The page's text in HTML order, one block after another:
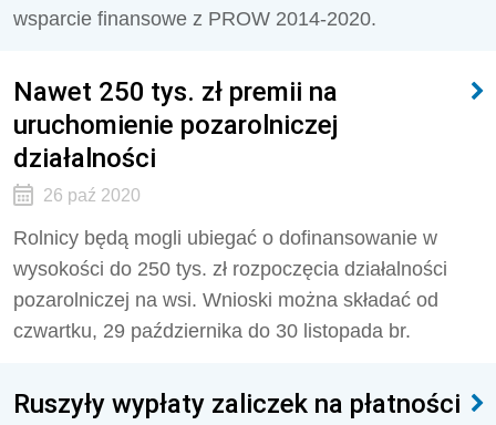
wsparcie finansowe z PROW 2014-2020.
Nawet 250 tys. zł premii na
uruchomienie pozarolniczej
działalności
26 paź 2020
Rolnicy będą mogli ubiegać o dofinansowanie w
wysokości do 250 tys. zł rozpoczęcia działalności
pozarolniczej na wsi. Wnioski można składać od
czwartku, 29 października do 30 listopada br.
Ruszyły wypłaty zaliczek na płatności